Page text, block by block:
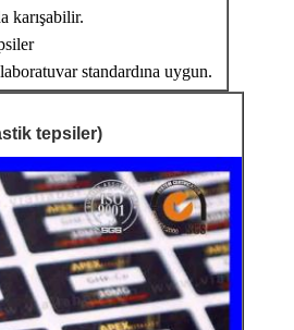
karışabilir.
standardına uygun.
tepsiler)